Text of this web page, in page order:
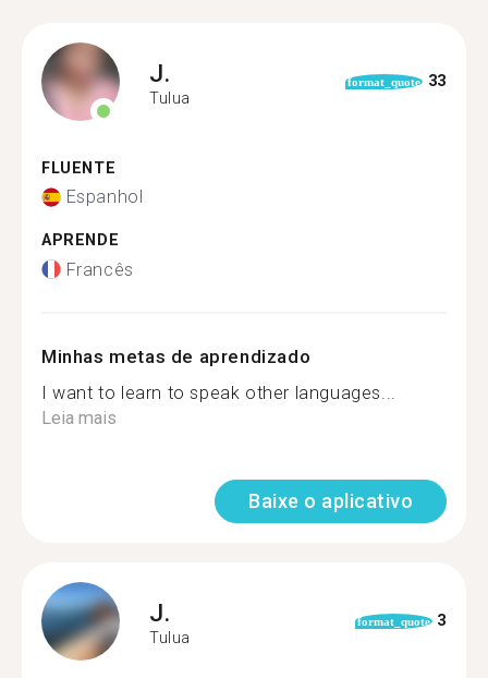
J.
Tulua
format_quote 33
FLUENTE
Espanhol
APRENDE
Francês
Minhas metas de aprendizado
I want to learn to speak other languages...
Leia mais
Baixe o aplicativo
J.
Tulua
format_quote 3